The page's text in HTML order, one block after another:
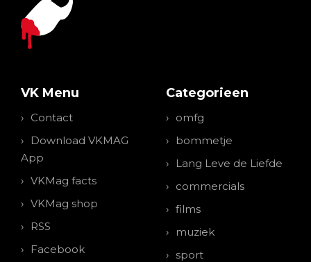
VK Menu
Contact
Download VKMAG
App
VKMag facts
VKMag shop
RSS
Facebook
Categorieen
omfg
bommetje
Lang Leve de Liefde
commercials
films
muziek
sport